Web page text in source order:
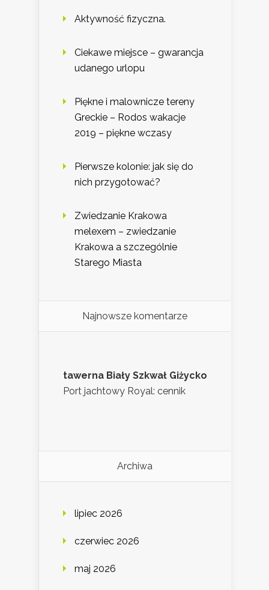
Aktywność fizyczna.
Ciekawe miejsce – gwarancja
udanego urlopu
Piękne i malownicze tereny
Greckie – Rodos wakacje
2019 – piękne wczasy
Pierwsze kolonie: jak się do
nich przygotować?
Zwiedzanie Krakowa
melexem – zwiedzanie
Krakowa a szczególnie
Starego Miasta
Najnowsze komentarze
tawerna Biały Szkwał Giżycko
Port jachtowy Royal: cennik
Archiwa
lipiec 2026
czerwiec 2026
maj 2026